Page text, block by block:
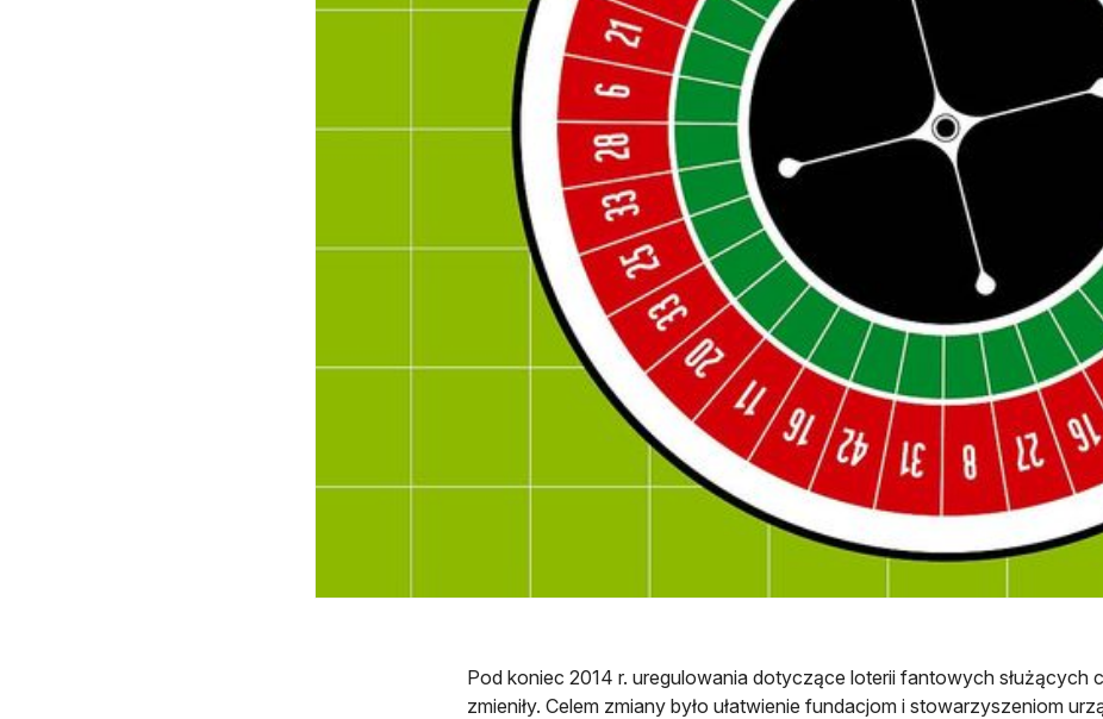
Pod koniec 2014 r. uregulowania dotyczące loterii fantowych służących
zmieniły. Celem zmiany było ułatwienie fundacjom i stowarzyszeniom